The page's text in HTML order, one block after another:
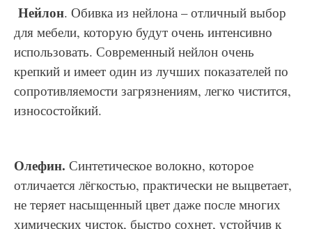
Нейлон. Обивка из нейлона – отличный выбор
для мебели, которую будут очень интенсивно
использовать. Современный нейлон очень
крепкий и имеет один из лучших показателей по
сопротивляемости загрязнениям, легко чистится,
износостойкий.
Олефин. Синтетическое волокно, которое
отличается лёгкостью, практически не выцветает,
не теряет насыщенный цвет даже после многих
химических чисток, быстро сохнет, устойчив к